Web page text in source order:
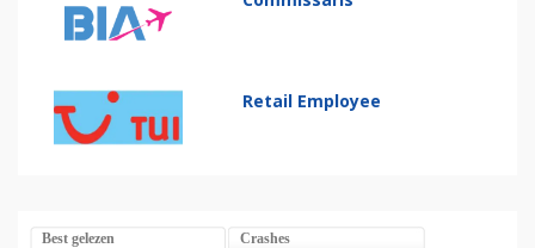
Retail Employee
Best gelezen Crashes